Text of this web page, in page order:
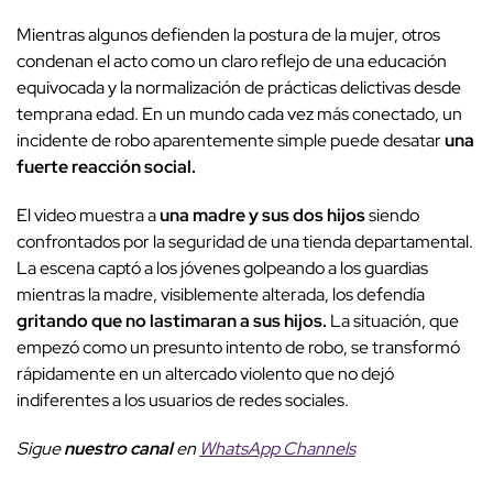
Mientras algunos defienden la postura de la mujer, otros
condenan el acto como un claro reflejo de una educación
equivocada y la normalización de prácticas delictivas desde
temprana edad. En un mundo cada vez más conectado, un
incidente de robo aparentemente simple puede desataruna
fuerte reacción social.
El video muestra auna madre y sus dos hijossiendo
confrontados por la seguridad de una tienda departamental.
La escena captó a los jóvenes golpeando a los guardias
mientras la madre, visiblemente alterada, los defendía
gritando que no lastimaran a sus hijos. La situación, que
empezó como un presunto intento de robo, se transformó
rápidamente en un altercado violento que no dejó
indiferentes a los usuarios de redes sociales.
Siguenuestro canalen WhatsApp Channels